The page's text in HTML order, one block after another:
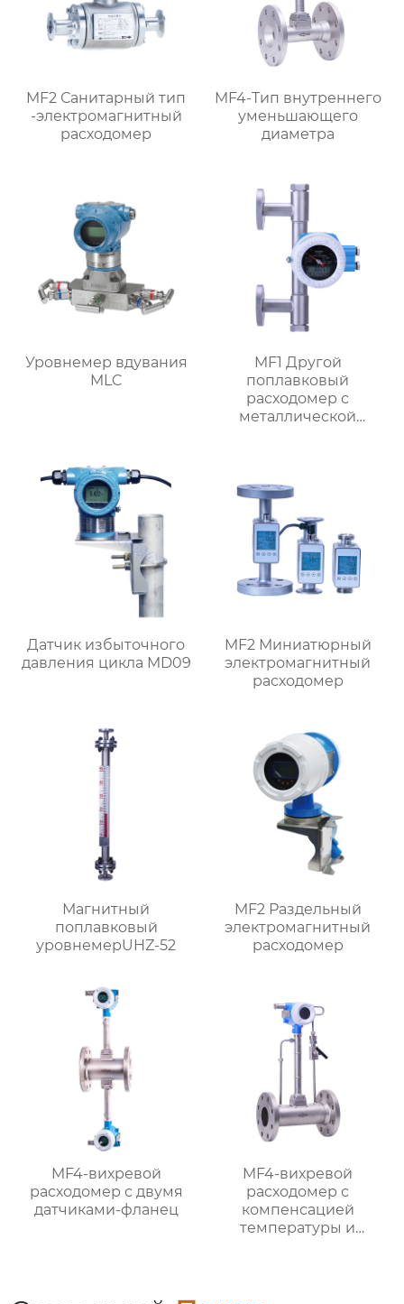
MF2 Санитарный тип
-электромагнитный
расходомер
MF4-Тип внутреннего
уменьшающего
диаметра
Уровнемер вдувания
MLC
MF1 Другой
поплавковый
расходомер с
металлической
Датчик избыточного
давления цикла MD09
MF2 Миниатюрный
электромагнитный
расходомер
Магнитный
поплавковый
уровнемерUHZ-52
MF2 Раздельный
электромагнитный
расходомер
MF4-вихревой
расходомер с двумя
датчиками-фланец
MF4-вихревой
расходомер с
компенсацией
температуры и